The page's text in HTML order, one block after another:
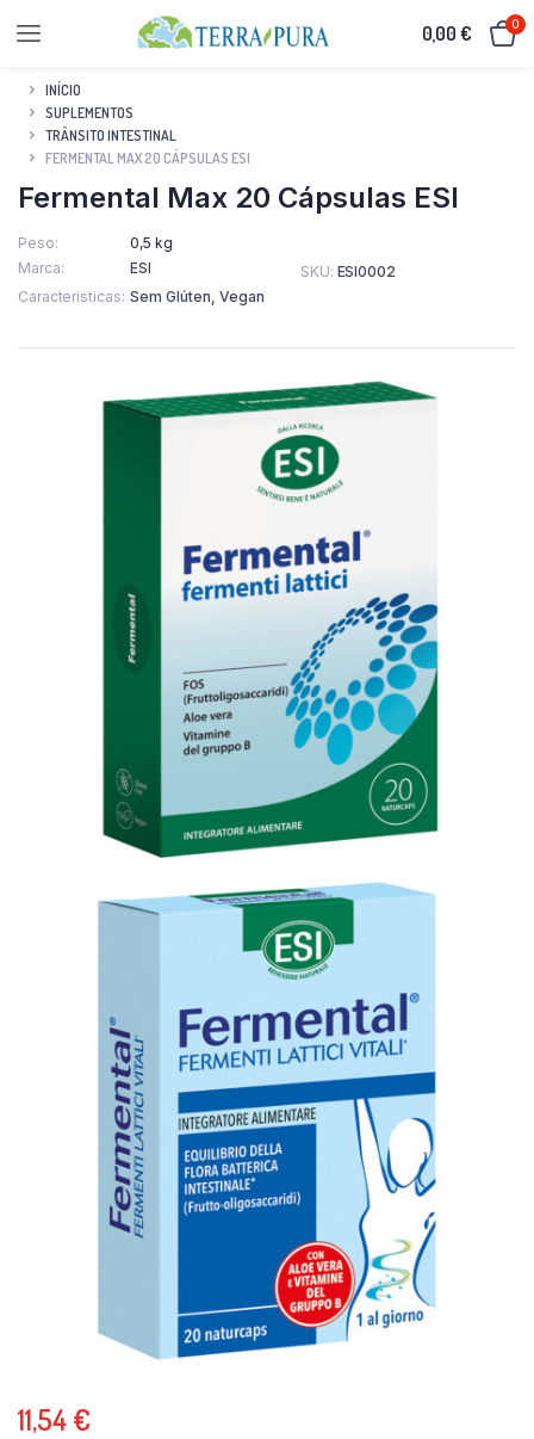
0,00€ 0
INÍCIO
SUPLEMENTOS
TRÂNSITO INTESTINAL
FERMENTAL MAX 20 CÁPSULAS ESI
Fermental Max 20 Cápsulas ESI
Peso
0,5 kg
Marca
ESI
Caracteristicas Sem Glúten, Vegan
SKU: ESI0002
11,54€